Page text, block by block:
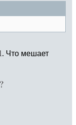
. Что мешает